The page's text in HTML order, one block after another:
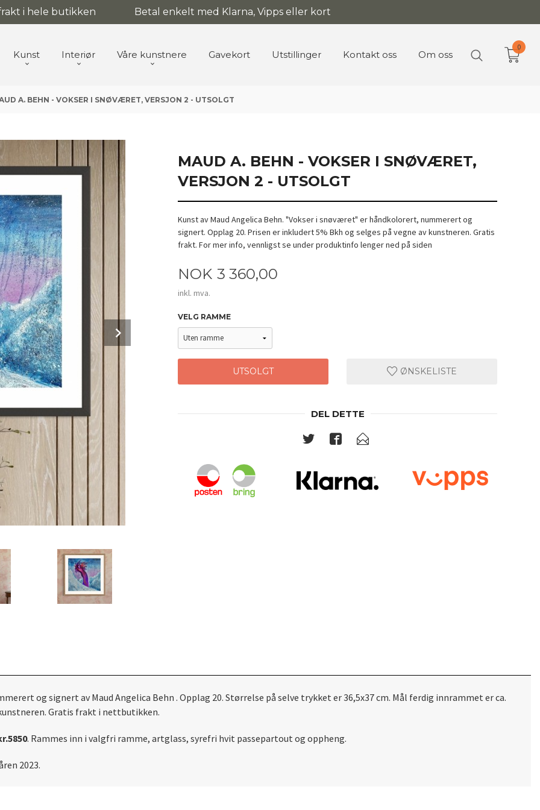
i hele butikken Betal enkelt med Klarna, Vipps eller kort
Kunst Interiør Våre kunstnere Gavekort Utstillinger Kontakt oss Om oss
0
A. BEHN - VOKSER I SNØVÆRET, VERSJON 2 - UTSOLGT
MAUD A. BEHN - VOKSER I SNØVÆRET,
VERSJON 2 - UTSOLGT
Kunst av Maud Angelica Behn. "Vokser i snøværet" er håndkolorert, nummerert og
signert. Opplag 20. Prisen er inkludert 5% Bkh og selges på vegne av kunstneren. Gratis
frakt. For mer info, vennligst se under produktinfo lenger ned på siden
Pris
NOK 3 360,00
inkl. mva.
VELG RAMME
UTSOLGT ØNSKELISTE
DEL DETTE
og signert av Maud Angelica Behn . Opplag 20. Størrelse på selve trykket er 36,5x37 cm. Mål ferdig innrammet er ca.
Gratis frakt i nettbutikken.
. Rammes inn i valgfri ramme, artglass, syrefri hvit passepartout og oppheng.
2023.